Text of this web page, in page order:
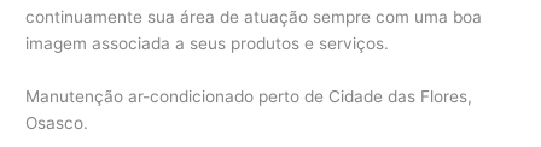
continuamente sua área de atuação sempre com uma boa
imagem associada a seus produtos e serviços.
Manutenção ar-condicionado perto de Cidade das Flores,
Osasco.